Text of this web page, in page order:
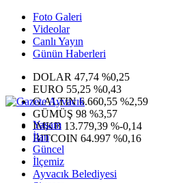
Foto Galeri
Videolar
Canlı Yayın
Günün Haberleri
DOLAR 47,74 %0,25
EURO 55,25 %0,43
G.ALTIN6.660,55 %2,59
GÜMÜŞ 98 %3,57
IMKB 13.779,39 %-0,14
BITCOIN 64.997 %0,16
Yaşam
İlan
Güncel
İlçemiz
Ayvacık Belediyesi